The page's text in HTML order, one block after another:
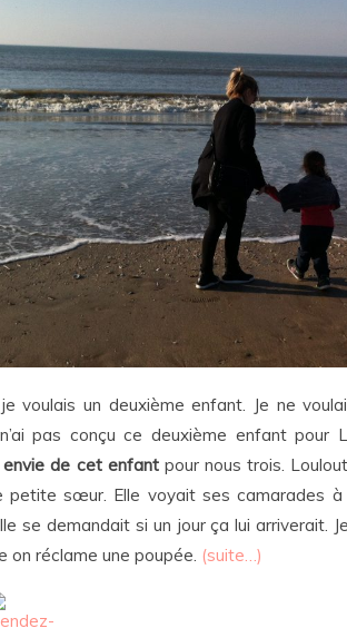
voulais un deuxième enfant. Je ne
pas conçu ce deuxième enfant pour
envie de cet enfantpour nous trois.
petite sœur. Elle voyait ses camarades à
se demandait si un jour ça lui arriverait.
réclame une poupée. (suite…)